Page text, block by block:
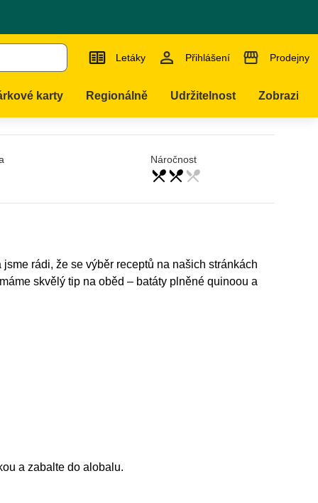
Letáky Přihlášení Prodejny
karty Regionálně Udržitelnost Zobrazit
quinoou a
Náročnost
střední
restaurant_menurestaurant_menu restaurant_menu
rádi, že se výběr receptů na našich stránkách
skvělý tip na oběd – batáty plněné quinoou a
a zabalte do alobalu.